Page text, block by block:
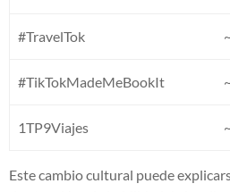
#TravelTok
#TikTokMadeMeBookIt
1TP9Viajes
Este cambio cultural puede